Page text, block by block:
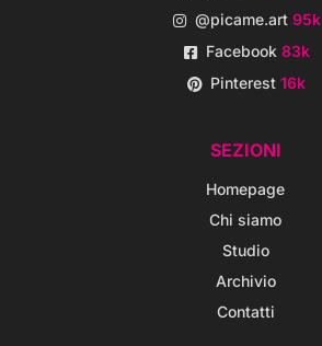
@picame.art95k
Facebook83k
Pinterest16k
SEZIONI
Homepage
Chi siamo
Studio
Archivio
Contatti